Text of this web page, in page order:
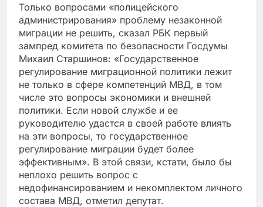
Только вопросами «полицейского
администрирования» проблему незаконной
миграции не решить, сказал РБК первый
зампред комитета по безопасности Госдумы
Михаил Старшинов: «Государственное
регулирование миграционной политики лежит
не только в сфере компетенций МВД, в том
числе это вопросы экономики и внешней
политики. Если новой службе и ее
руководителю удастся в своей работе влиять
на эти вопросы, то государственное
регулирование миграции будет более
эффективным». В этой связи, кстати, было бы
неплохо решить вопрос с
недофинансированием и некомплектом личного
состава МВД, отметил депутат.